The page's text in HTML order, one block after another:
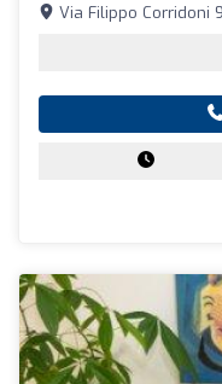
Via Filippo Corridoni